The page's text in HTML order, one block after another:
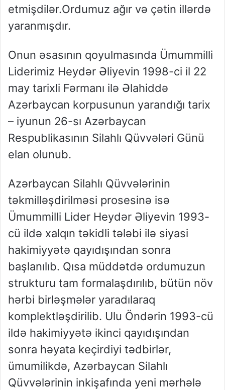
etmişdilər.Ordumuz ağır və çətin illərdə
yaranmışdır.
Onun əsasının qoyulmasında Ümummilli
Liderimiz Heydər Əliyevin 1998-ci il 22
may tarixli Fərmanı ilə Əlahiddə
Azərbaycan korpusunun yarandığı tarix
– iyunun 26-sı Azərbaycan
Respublikasının Silahlı Qüvvələri Günü
elan olunub.
Azərbaycan Silahlı Qüvvələrinin
təkmilləşdirilməsi prosesinə isə
Ümummilli Lider Heydər Əliyevin 1993-
cü ildə xalqın təkidli tələbi ilə siyasi
hakimiyyətə qayıdışından sonra
başlanılıb. Qısa müddətdə ordumuzun
strukturu tam formalaşdırılıb, bütün növ
hərbi birləşmələr yaradılaraq
komplektləşdirilib. Ulu Öndərin 1993-cü
ildə hakimiyyətə ikinci qayıdışından
sonra həyata keçirdiyi tədbirlər,
ümumilikdə, Azərbaycan Silahlı
Qüvvələrinin inkişafında yeni mərhələ